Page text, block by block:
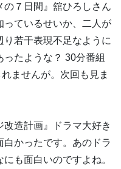
７日間』舘ひろしさん
っているせいか、二人が
り若干表現不足なように
たような？ 30分番組
ませんが。次回も見ま
造計画』ドラマ大好き
かったです。あのドラ
も面白いのですよね。